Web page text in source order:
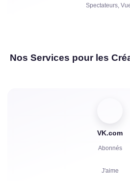
Spectateurs,
Nos Services pour les
VK.com
Abonnés
J'aime